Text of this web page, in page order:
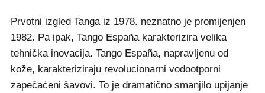
Prvotni izgled Tanga iz 1978. neznatno je promijenjen
1982. Pa ipak, Tango España karakterizira velika
tehnička inovacija. Tango España, napravljenu od
kože, karakteriziraju revolucionarni vodootporni
zapečaćeni šavovi. To je dramatično smanjilo upijanje